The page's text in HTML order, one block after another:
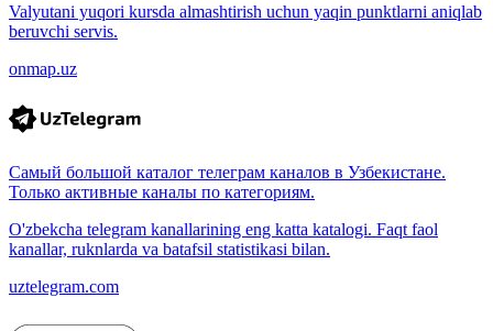
Valyutani yuqori kursda almashtirish uchun yaqin punktlarni aniqlab
beruvchi servis.
onmap.uz
Самый большой каталог телеграм каналов в Узбекистане.
Только активные каналы по категориям.
O'zbekcha telegram kanallarining eng katta katalogi. Faqt faol
kanallar, ruknlarda va batafsil statistikasi bilan.
uztelegram.com